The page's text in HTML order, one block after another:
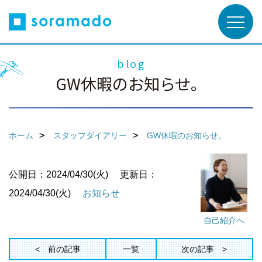
blog
GW休暇のお知らせ。
ホーム スタッフダイアリー GW休暇のお知らせ。
自己紹介へ
公開日：2024/04/30(火)
更新日：
2024/04/30(火)
お知らせ
前の記事 一覧 次の記事